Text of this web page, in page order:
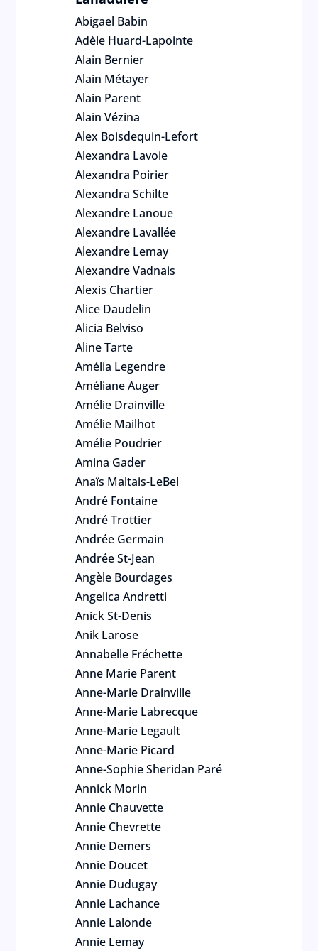
Abigael Babin
Adèle Huard-Lapointe
Alain Bernier
Alain Métayer
Alain Parent
Alain Vézina
Alex Boisdequin-Lefort
Alexandra Lavoie
Alexandra Poirier
Alexandra Schilte
Alexandre Lanoue
Alexandre Lavallée
Alexandre Lemay
Alexandre Vadnais
Alexis Chartier
Alice Daudelin
Alicia Belviso
Aline Tarte
Amélia Legendre
Améliane Auger
Amélie Drainville
Amélie Mailhot
Amélie Poudrier
Amina Gader
Anaïs Maltais-LeBel
André Fontaine
André Trottier
Andrée Germain
Andrée St-Jean
Angèle Bourdages
Angelica Andretti
Anick St-Denis
Anik Larose
Annabelle Fréchette
Anne Marie Parent
Anne-Marie Drainville
Anne-Marie Labrecque
Anne-Marie Legault
Anne-Marie Picard
Anne-Sophie Sheridan Paré
Annick Morin
Annie Chauvette
Annie Chevrette
Annie Demers
Annie Doucet
Annie Dudugay
Annie Lachance
Annie Lalonde
Annie Lemay